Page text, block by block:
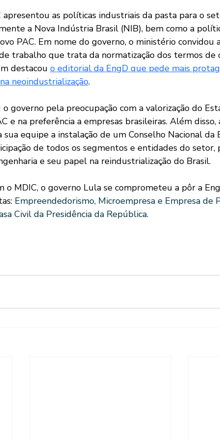
apresentou as políticas industriais da pasta para o
a Nova Indústria Brasil (NIB), bem como a
PAC. Em nome do governo, o ministério convidou
trabalho que trata da normatização dos termos de
destacou o editorial da EngD que pede mais
neoindustrialização.
o governo pela preocupação com a valorização do
e na preferência a empresas brasileiras. Além
sua equipe a instalação de um Conselho Nacional da
de todos os segmentos e entidades do
e seu papel na reindustrialização do Brasil.
o MDIC, o governo Lula se comprometeu a pôr a
Empreendedorismo, Microempresa e Empresa de
Civil da Presidência da República.